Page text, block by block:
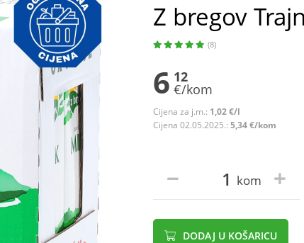
Z bregov
(8)
6 12
€/kom
Cijena za j.m.: 1,02 €/l
Cijena 02.05.2025.: 5,34 €/kom
kom
DODAJ U KOŠARICU